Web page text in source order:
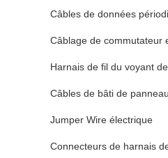
Câbles de données
Câblage de commutateur
Harnais de fil du voyant
Câbles de bâti de panneau
Jumper Wire électrique
Connecteurs de harnais